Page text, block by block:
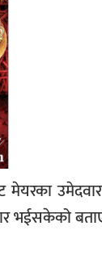
मेयरका
भईसकेको